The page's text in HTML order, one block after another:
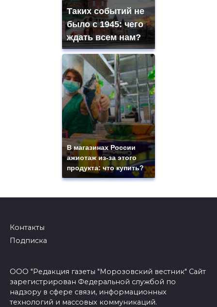
Таких событий не
было с 1945: чего
ждать всем нам?
В магазинах России
ажиотаж из-за этого
продукта: что купить?
Контакты
Подписка
ООО "Редакция газеты "Морозовский вестник" Сайт
зарегистрирован Федеральной службой по
надзору в сфере связи, информационных
технологий и массовых коммуникаций.